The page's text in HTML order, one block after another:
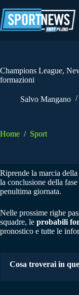
al
contenuto
Champions League,
formazioni
Salvo Mangano
Home / Sport
Riprende la marcia
la conclusione della
penultima giornata.
Nelle prossime righe
squadre, le probabili
pronostico e tutte le
Cosa troverai in